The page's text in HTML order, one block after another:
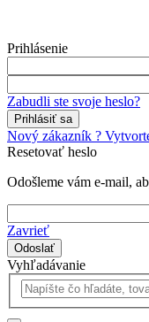
Prihlásenie
Zabudli ste svoje heslo?
Prihlásiť sa
Nový zákazník ?
Resetovať heslo
Odošleme vám e-mail,
Zavrieť
Odoslať
Vyhľadávanie